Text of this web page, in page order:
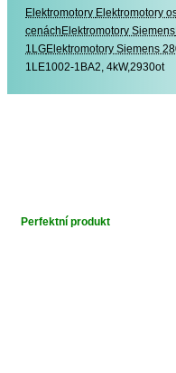
Elektromotory Elektromotory
Elektromotory
cenách Elektromotory Siemens
1LGElektromotory Siemens
1LE1002-1BA2, 4kW,2930ot
Perfektní produkt